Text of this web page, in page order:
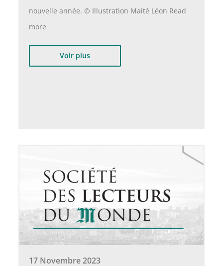
nouvelle année. © Illustration Maité Léon Read
more
Voir plus
17 Novembre 2023